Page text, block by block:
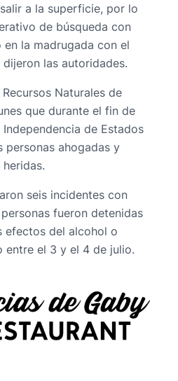
a la superficie, por lo
de búsqueda con
en la madrugada con el
las autoridades.
Naturales de
que durante el fin de
de Estados
personas ahogadas y
seis incidentes con
fueron detenidas
efectos del alcohol o
entre el 3 y el 4 de julio.